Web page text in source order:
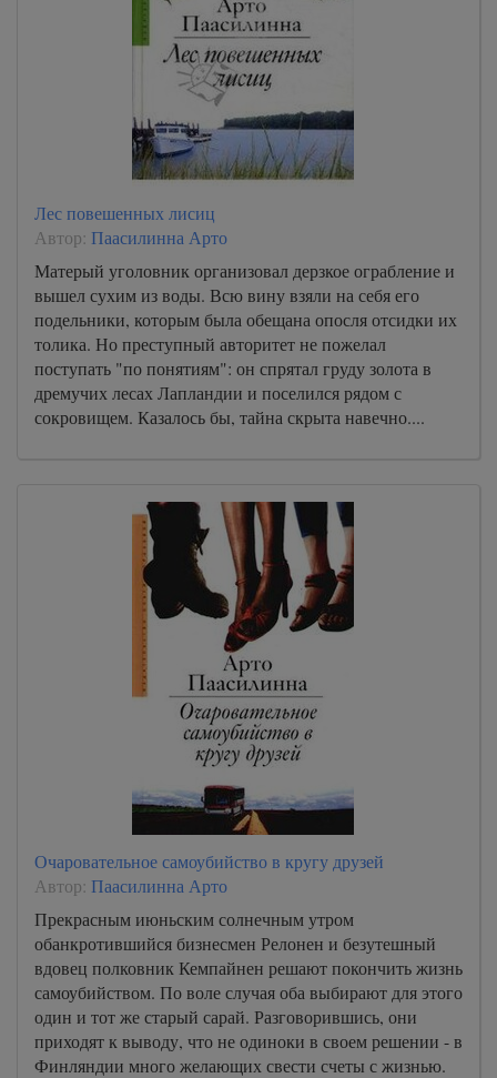
Лес повешенных лисиц
Автор: Паасилинна Арто
Матерый уголовник организовал дерзкое ограбление и
вышел сухим из воды. Всю вину взяли на себя его
подельники, которым была обещана опосля отсидки их
толика. Но преступный авторитет не пожелал
поступать "по понятиям": он спрятал груду золота в
дремучих лесах Лапландии и поселился рядом с
сокровищем. Казалось бы, тайна скрыта навечно....
Очаровательное самоубийство в кругу друзей
Автор: Паасилинна Арто
Прекрасным июньским солнечным утром
обанкротившийся бизнесмен Релонен и безутешный
вдовец полковник Кемпайнен решают покончить жизнь
самоубийством. По воле случая оба выбирают для этого
один и тот же старый сарай. Разговорившись, они
приходят к выводу, что не одиноки в своем решении - в
Финляндии много желающих свести счеты с жизнью.